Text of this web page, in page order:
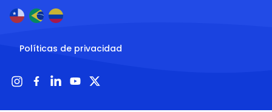
Políticas de privacidad